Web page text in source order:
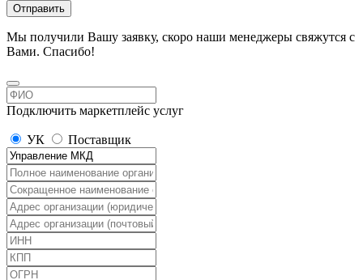
Отправить
Мы получили Вашу заявку, скоро наши менеджеры свяжутся с
Вами. Спасибо!
Подключить маркетплейс услуг
УК Поставщик